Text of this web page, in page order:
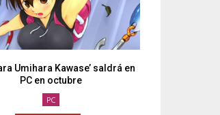
Umihara Kawase’ saldrá en
PC en octubre
PC